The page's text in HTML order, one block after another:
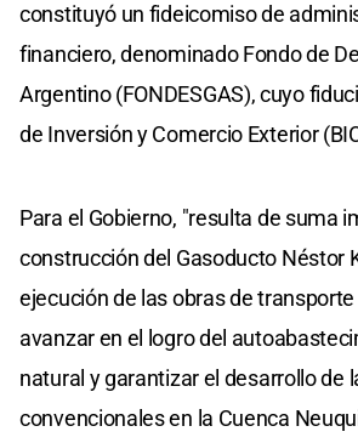
constituyó un fideicomiso de
financiero, denominado Fondo de
Argentino (FONDESGAS), cuyo
de Inversión y Comercio Exterior
Para el Gobierno, "resulta de suma
construcción del Gasoducto Néstor
ejecución de las obras de
avanzar en el logro del
natural y garantizar el desarrollo de
convencionales en la Cuenca